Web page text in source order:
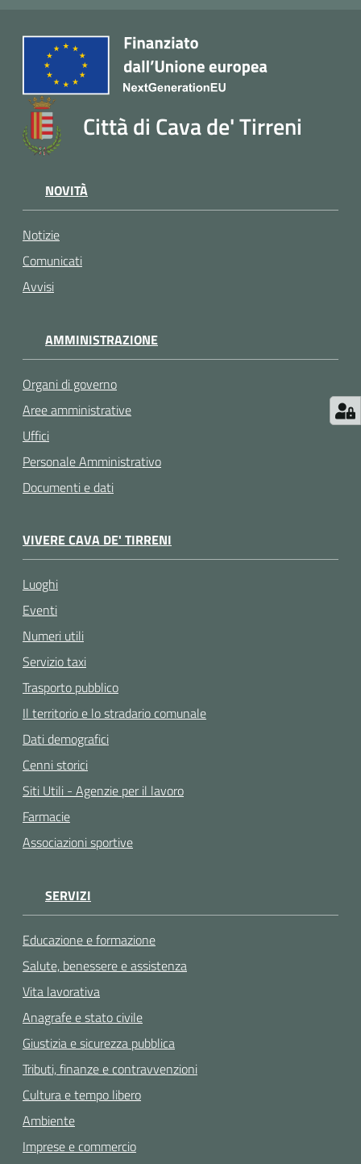
Città di Cava de' Tirreni
NOVITÀ
Notizie
Comunicati
Avvisi
AMMINISTRAZIONE
Organi di governo
Aree amministrative
Uffici
Personale Amministrativo
Documenti e dati
VIVERE CAVA DE' TIRRENI
Luoghi
Eventi
Numeri utili
Servizio taxi
Trasporto pubblico
Il territorio e lo stradario comunale
Dati demografici
Cenni storici
Siti Utili - Agenzie per il lavoro
Farmacie
Associazioni sportive
SERVIZI
Educazione e formazione
Salute, benessere e assistenza
Vita lavorativa
Anagrafe e stato civile
Giustizia e sicurezza pubblica
Tributi, finanze e contravvenzioni
Cultura e tempo libero
Ambiente
Imprese e commercio